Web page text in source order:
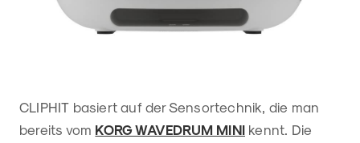
CLIPHIT basiert auf der Sensortechnik, die man
bereits vom KORG WAVEDRUM MINI kennt. Die